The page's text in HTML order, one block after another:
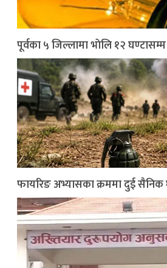
पूर्वका ५ जिल्लामा भाेलि १२
फायरिङ अभ्यासका क्रममा दुई सैनिक